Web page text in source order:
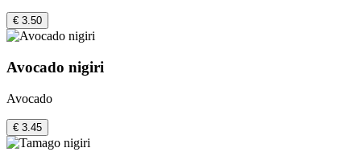
€ 3.50
Avocado nigiri
Avocado
€ 3.45